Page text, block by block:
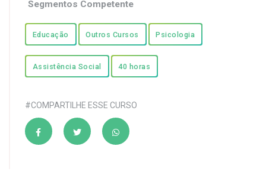
Segmentos Competente
Educação Outros Cursos Psicologia
Assistência Social 40 horas
#COMPARTILHE ESSE CURSO